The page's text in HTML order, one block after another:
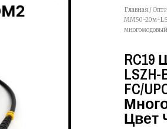
Главная /
MM50-20м-
RC19
FC/
Цвет